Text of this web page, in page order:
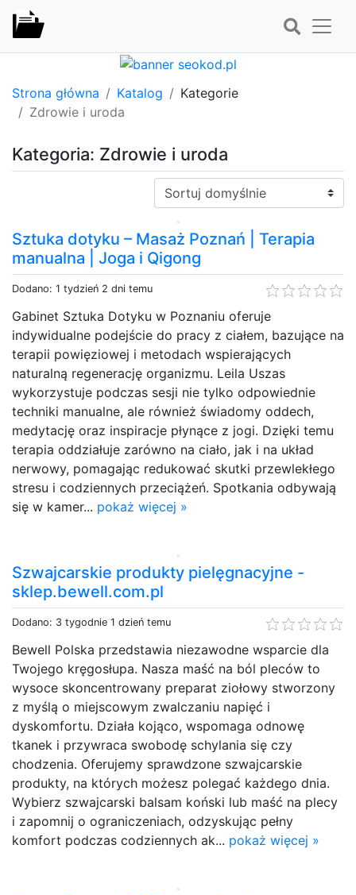
Strona główna Katalog
Kategorie
Zdrowie i uroda
Kategoria: Zdrowie i uroda
Sortuj:
Sztuka dotyku – Masaż Poznań | Terapia
manualna | Joga i Qigong
Dodano: 1 tydzień 2 dni temu
Gabinet Sztuka Dotyku w Poznaniu oferuje
indywidualne podejście do pracy z ciałem, bazujące na
terapii powięziowej i metodach wspierających
naturalną regenerację organizmu. Leila Uszas
wykorzystuje podczas sesji nie tylko odpowiednie
techniki manualne, ale również świadomy oddech,
medytację oraz inspiracje płynące z jogi. Dzięki temu
terapia oddziałuje zarówno na ciało, jak i na układ
nerwowy, pomagając redukować skutki przewlekłego
stresu i codziennych przeciążeń. Spotkania odbywają
się w kamer... pokaż więcej »
Szwajcarskie produkty pielęgnacyjne -
sklep.bewell.com.pl
Dodano: 3 tygodnie 1 dzień temu
Bewell Polska przedstawia niezawodne wsparcie dla
Twojego kręgosłupa. Nasza maść na ból pleców to
wysoce skoncentrowany preparat ziołowy stworzony
z myślą o miejscowym zwalczaniu napięć i
dyskomfortu. Działa kojąco, wspomaga odnowę
tkanek i przywraca swobodę schylania się czy
chodzenia. Oferujemy sprawdzone szwajcarskie
produkty, na których możesz polegać każdego dnia.
Wybierz szwajcarski balsam koński lub maść na plecy
i zapomnij o ograniczeniach, odzyskując pełny
komfort podczas codziennych ak... pokaż więcej »